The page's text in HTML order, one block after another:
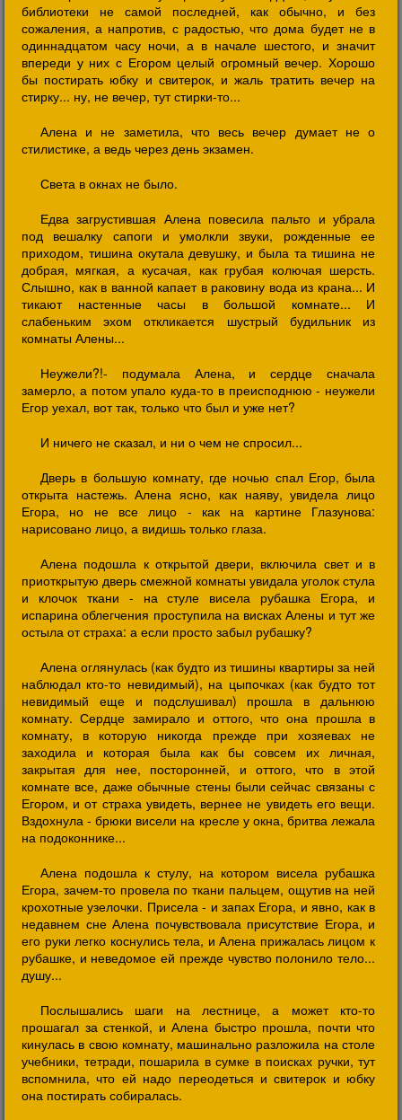
библиотеки не самой последней, как обычно, и без
сожаления, а напротив, с радостью, что дома будет не в
одиннадцатом часу ночи, а в начале шестого, и значит
впереди у них с Егором целый огромный вечер. Хорошо
бы постирать юбку и свитерок, и жаль тратить вечер на
стирку... ну, не вечер, тут стирки-то...
Алена и не заметила, что весь вечер думает не о
стилистике, а ведь через день экзамен.
Света в окнах не было.
Едва загрустившая Алена повесила пальто и убрала
под вешалку сапоги и умолкли звуки, рожденные ее
приходом, тишина окутала девушку, и была та тишина не
добрая, мягкая, а кусачая, как грубая колючая шерсть.
Слышно, как в ванной капает в раковину вода из крана... И
тикают настенные часы в большой комнате... И
слабеньким эхом откликается шустрый будильник из
комнаты Алены...
Неужели?!- подумала Алена, и сердце сначала
замерло, а потом упало куда-то в преисподнюю - неужели
Егор уехал, вот так, только что был и уже нет?
И ничего не сказал, и ни о чем не спросил...
Дверь в большую комнату, где ночью спал Егор, была
открыта настежь. Алена ясно, как наяву, увидела лицо
Егора, но не все лицо - как на картине Глазунова:
нарисовано лицо, а видишь только глаза.
Алена подошла к открытой двери, включила свет и в
приоткрытую дверь смежной комнаты увидала уголок стула
и клочок ткани - на стуле висела рубашка Егора, и
испарина облегчения проступила на висках Алены и тут же
остыла от страха: а если просто забыл рубашку?
Алена оглянулась (как будто из тишины квартиры за ней
наблюдал кто-то невидимый), на цыпочках (как будто тот
невидимый еще и подслушивал) прошла в дальнюю
комнату. Сердце замирало и оттого, что она прошла в
комнату, в которую никогда прежде при хозяевах не
заходила и которая была как бы совсем их личная,
закрытая для нее, посторонней, и оттого, что в этой
комнате все, даже обычные стены были сейчас связаны с
Егором, и от страха увидеть, вернее не увидеть его вещи.
Вздохнула - брюки висели на кресле у окна, бритва лежала
на подоконнике...
Алена подошла к стулу, на котором висела рубашка
Егора, зачем-то провела по ткани пальцем, ощутив на ней
крохотные узелочки. Присела - и запах Егора, и явно, как в
недавнем сне Алена почувствовала присутствие Егора, и
его руки легко коснулись тела, и Алена прижалась лицом к
рубашке, и неведомое ей прежде чувство полонило тело...
душу...
Послышались шаги на лестнице, а может кто-то
прошагал за стенкой, и Алена быстро прошла, почти что
кинулась в свою комнату, машинально разложила на столе
учебники, тетради, пошарила в сумке в поисках ручки, тут
вспомнила, что ей надо переодеться и свитерок и юбку
она постирать собиралась.